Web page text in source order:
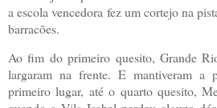
a escola vencedora fez um cortejo na
barracões.
Ao fim do primeiro quesito, Grande
largaram na frente. E mantiveram a
primeiro lugar, até o quarto quesito,